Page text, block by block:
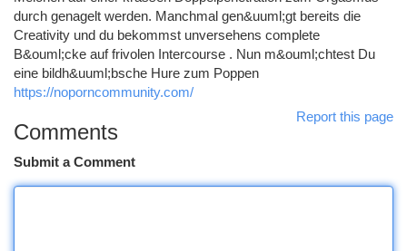
durch genagelt werden. Manchmal gen&uuml;gt bereits die
Creativity und du bekommst unversehens complete
B&ouml;cke auf frivolen Intercourse . Nun m&ouml;chtest Du
eine bildh&uuml;bsche Hure zum Poppen
https://noporncommunity.com/
Report this page
Comments
Submit a Comment